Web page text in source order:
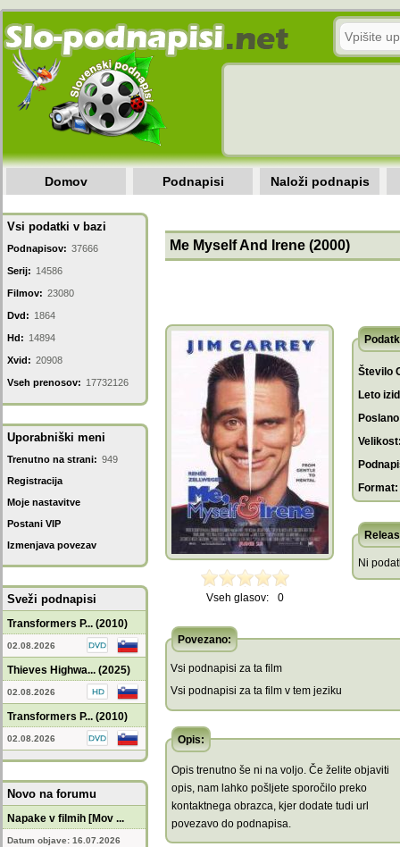
Domov Podnapisi Naloži podnapis
Vsi podatki v bazi
Podnapisov: 37666
Serij: 14586
Filmov: 23080
Dvd: 1864
Hd: 14894
Xvid: 20908
Vseh prenosov: 17732126
Uporabniški meni
Trenutno na strani: 949
Registracija
Moje nastavitve
Postani VIP
Izmenjava povezav
Sveži podnapisi
Transformers P... (2010)
02.08.2026
Thieves Highwa... (2025)
02.08.2026
Transformers P... (2010)
02.08.2026
Novo na forumu
Napake v filmih [Mov ...
Datum objave: 16.07.2026
Me Myself And Irene (2000)
Vseh glasov: 0
Število
Leto
Format:
Ni
Povezano:
Vsi podnapisi za ta film
Vsi podnapisi za ta film v tem jeziku
Opis:
Opis trenutno še ni na voljo. Če želite objaviti
opis, nam lahko pošljete sporočilo preko
kontaktnega obrazca, kjer dodate tudi url
povezavo do podnapisa.